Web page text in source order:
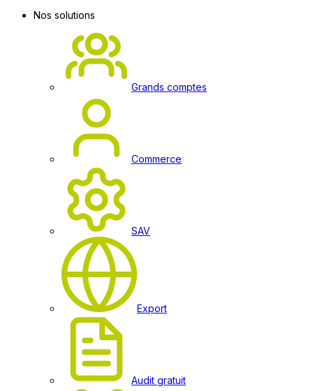
Nos solutions
Grands comptes
Commerce
SAV
Export
Audit gratuit